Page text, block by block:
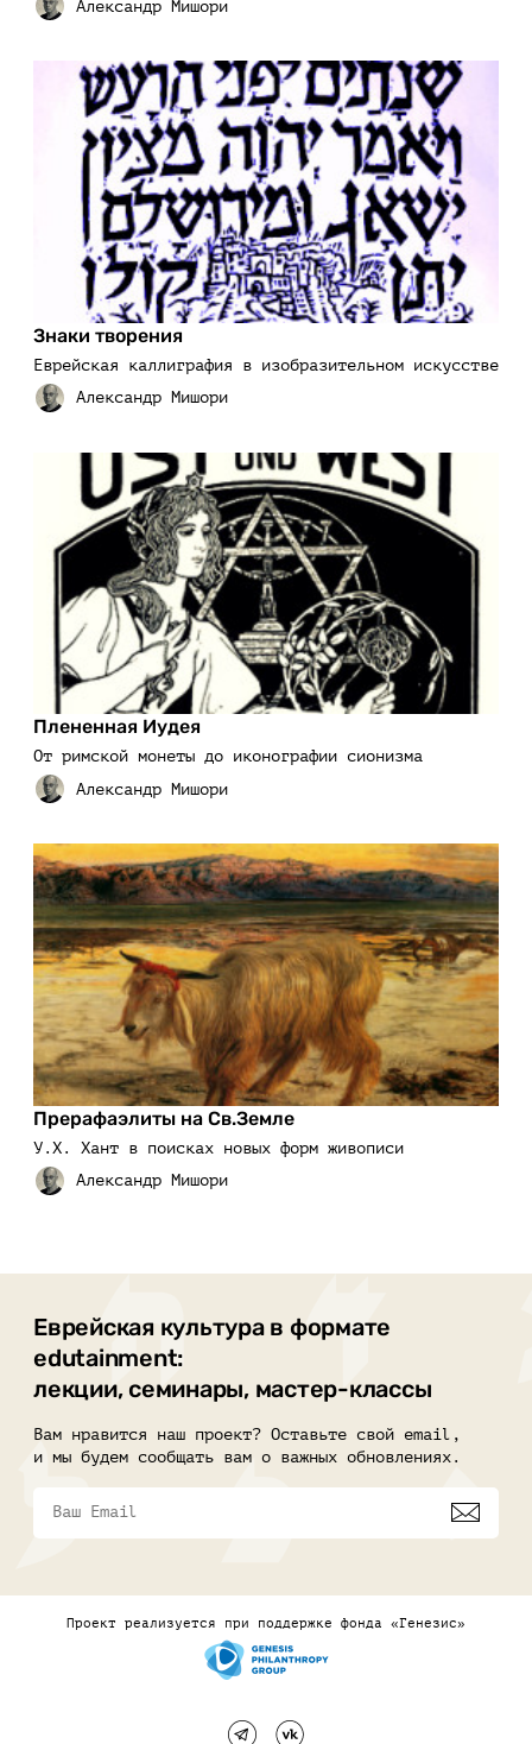
Знаки творения
Еврейская каллиграфия в изобразительном искусстве
Плененная Иудея
От римской монеты до иконографии сионизма
Прерафаэлиты на Св.Земле
У.Х. Хант в поисках новых форм живописи
Еврейская культура в формате
edutainment:
лекции, семинары, мастер-классы
Вам нравится наш проект? Оставьте свой email,
и мы будем сообщать вам о важных обновлениях.
Проект реализуется при поддержке фонда «Генезис»